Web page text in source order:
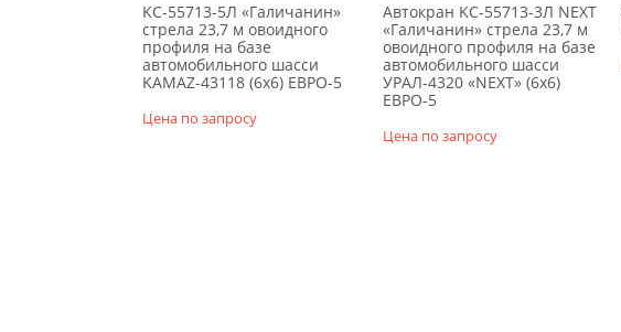
KC-55713-5Л «Галичанин»
стрела 23,7 м овоидного
профиля на базе
автомобильного шасси
KAMAZ-43118 (6х6) ЕВРО-5
Цена по запросу
Автокран KC-55713-3Л NEXT
«Галичанин» стрела 23,7 м
овоидного профиля на базе
автомобильного шасси
УРАЛ-4320 «NEXT» (6х6)
ЕВРО-5
Цена по запросу